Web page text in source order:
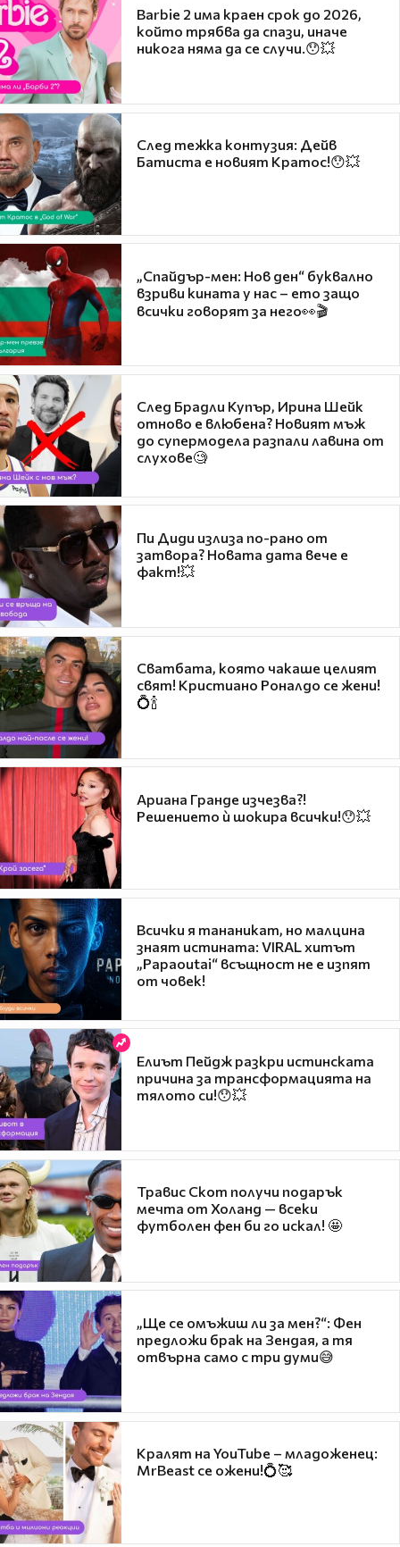
Barbie 2 има краен срок до 2026,
който трябва да спази, иначе
никога няма да се случи.😯💥
След тежка контузия: Дейв
Батиста е новият Кратос!😯💥
„Спайдър-мен: Нов ден“ буквално
взриви кината у нас – ето защо
всички говорят за него👀🎬
След Брадли Купър, Ирина Шейк
отново е влюбена? Новият мъж
до супермодела разпали лавина от
слухове🧐
Пи Диди излиза по-рано от
затвора? Новата дата вече е
факт!💥
Сватбата, която чакаше целият
свят! Кристиано Роналдо се жени!
💍🍾
Ариана Гранде изчезва?!
Решението ѝ шокира всички!😯💥
Всички я тананикат, но малцина
знаят истината: VIRAL хитът
„Papaoutai“ всъщност не е изпят
от човек!
Елиът Пейдж разкри истинската
причина за трансформацията на
тялото си!😯💥
Травис Скот получи подарък
мечта от Холанд — всеки
футболен фен би го искал! 🤩
„Ще се омъжиш ли за мен?“: Фен
предложи брак на Зендая, а тя
отвърна само с три думи😅
Кралят на YouTube – младоженец:
MrBeast се ожени!💍🥰